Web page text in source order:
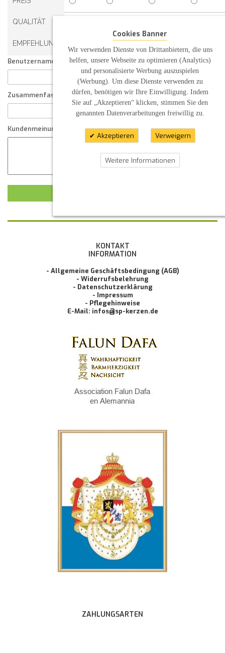
QUALITÄT
EMPFEHLUNG
Benutzername:
Zusammenfassung Ihrer Kundenmeinung
Kundenmeinung
KONTAKT
INFORMATION
- Allgemeine Geschäftsbedingung (AGB)
- Widerrufsbelehrung
- Datenschutzerklärung
- Impressum
- Pflegehinweise
E-Mail: infos@sp-kerzen.de
ZAHLUNGSARTEN
Cookies Banner
Wir verwenden Dienste von Drittanbietern, die uns
helfen, unsere Webseite zu optimieren (Analytics)
und personalisierte Werbung auszuspielen
(Werbung). Um diese Dienste verwenden zu
dürfen, benötigen wir Ihre Einwilligung. Indem
Sie auf „Akzeptieren“ klicken, stimmen Sie den
genannten Datenverarbeitungen freiwillig zu.
Akzeptieren Verweigern
Weitere Informationen